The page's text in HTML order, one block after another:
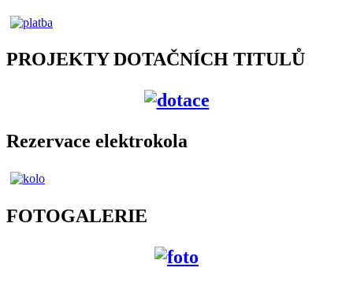
PROJEKTY DOTAČNÍCH TITULŮ
Rezervace elektrokola
FOTOGALERIE